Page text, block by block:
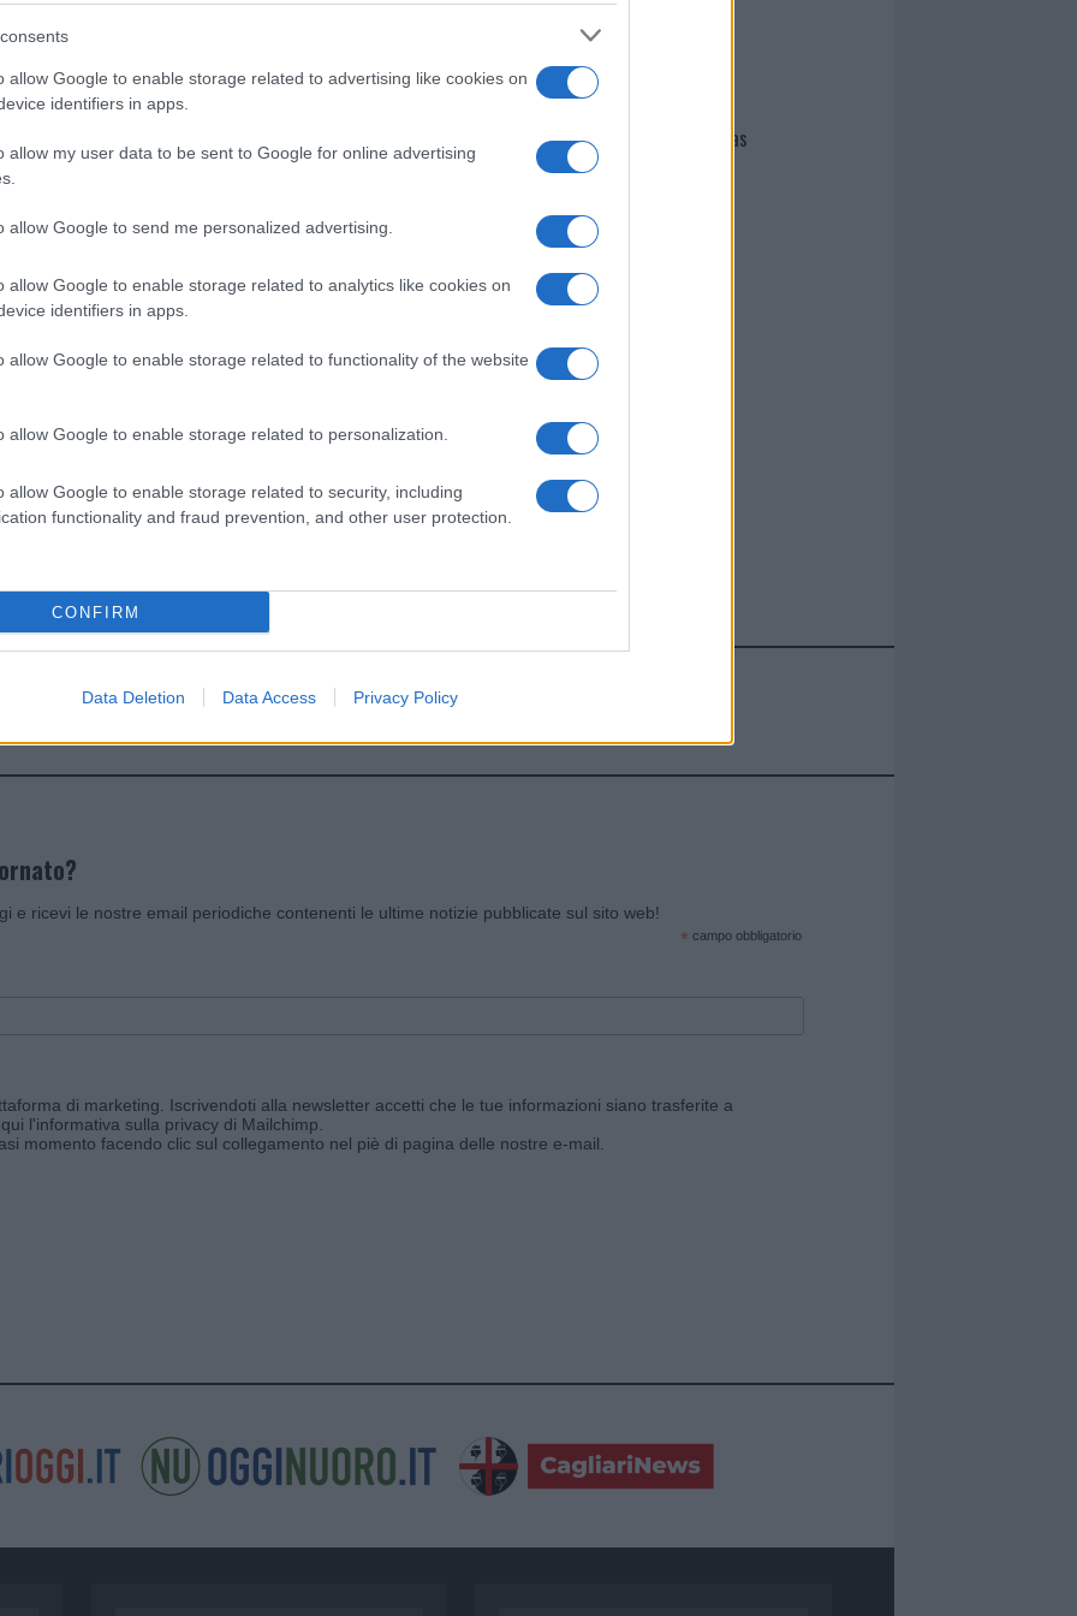
allow Google to enable storage related to advertising like cookies on
identifiers in apps.
allow my user data to be sent to Google for online advertising
allow Google to send me personalized advertising.
allow Google to enable storage related to analytics like cookies on
identifiers in apps.
allow Google to enable storage related to functionality of the website
allow Google to enable storage related to personalization.
allow Google to enable storage related to security, including
functionality and fraud prevention, and other user protection.
CONFIRM
Data Deletion Data Access Privacy Policy
di GalluraOggi.it
i tuoi video e le tue foto
+39 345 356 7512
news da
I nostri cari
Giovannimaria Cabras
Invia un Comunicato Stampa| Pubblicità| Segnala
e ricevi le nostre email periodiche contenenti le ultime notizie pubblicate sul sito web!
* campo obbligatorio
di marketing. Iscrivendoti alla newsletter accetti che le tue informazioni siano trasferite a
l'informativa sulla privacy di Mailchimp
momento facendo clic sul collegamento nel piè di pagina delle nostre e-mail.